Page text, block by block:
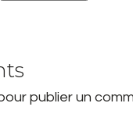
publier un